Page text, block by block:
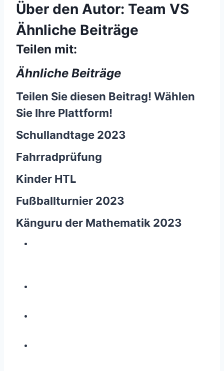
Über den Autor: Team VS
Ähnliche Beiträge
Teilen mit:
Ähnliche Beiträge
Teilen Sie diesen Beitrag! Wählen
Sie Ihre Plattform!
Schullandtage 2023
Fahrradprüfung
Kinder HTL
Fußballturnier 2023
Känguru der Mathematik 2023